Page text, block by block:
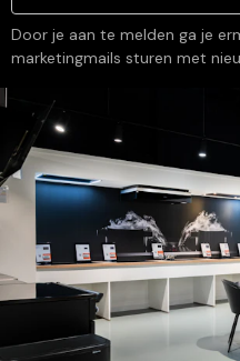
Door je aan te melden ga je
marketingmails sturen met